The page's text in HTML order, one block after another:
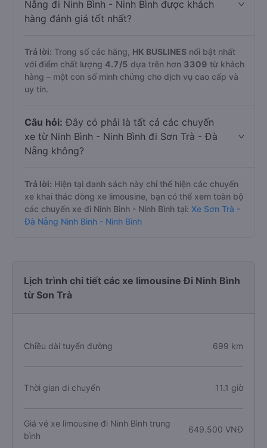
Nẵng đi Ninh Bình - Ninh Bình được khách
hàng đánh giá tốt nhất?
Trả lời: Trong số các hãng, HK BUSLINES nổi bật nhất
với điểm chất lượng 4.7/5 dựa trên hơn 3309 từ khách
hàng – một con số minh chứng cho dịch vụ cao cấp và
uy tín.
Câu hỏi: Đây có phải là tất cả các chuyến
xe từ Ninh Bình - Ninh Bình đi Sơn Trà - Đà
Nẵng không?
Trả lời: Hiện tại danh sách này chỉ thể hiện các chuyến
xe khai thác dòng xe limousine, bạn có thể xem toàn bộ
các chuyến xe đi Ninh Bình - Ninh Bình tại: Xe Sơn Trà -
Đà Nẵng Ninh Bình - Ninh Bình
Lịch trình chi tiết các xe limousine Đi Ninh Bình
từ Sơn Trà
Chiều dài tuyến đường 699 km
Thời gian di chuyển 11.1 giờ
Giá vé xe limousine đi Ninh Bình trung
bình
649.500 VNĐ